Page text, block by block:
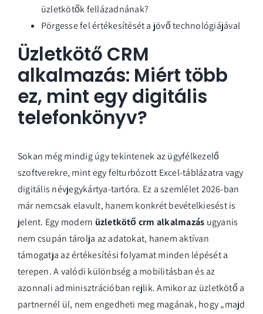
üzletkötők fellázadnának?
Pörgesse fel értékesítését a jövő technológiájával
Üzletkötő CRM
alkalmazás: Miért több
ez, mint egy digitális
telefonkönyv?
Sokan még mindig úgy tekintenek az ügyfélkezelő
szoftverekre, mint egy felturbózott Excel-táblázatra vagy
digitális névjegykártya-tartóra. Ez a szemlélet 2026-ban
már nemcsak elavult, hanem konkrét bevételkiesést is
jelent. Egy modern üzletkötő crm alkalmazás ugyanis
nem csupán tárolja az adatokat, hanem aktívan
támogatja az értékesítési folyamat minden lépését a
terepen. A valódi különbség a mobilitásban és az
azonnali adminisztrációban rejlik. Amikor az üzletkötő a
partnernél ül, nem engedheti meg magának, hogy „majd